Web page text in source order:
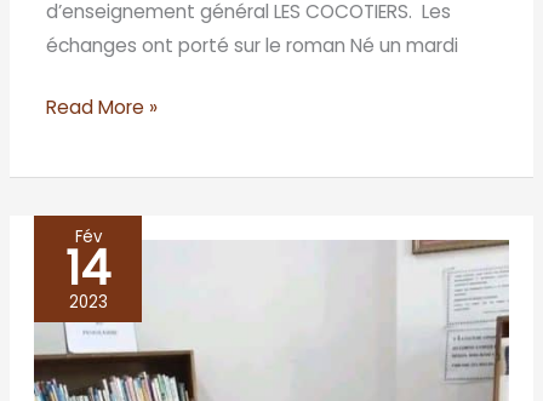
d’enseignement général LES COCOTIERS. Les
échanges ont porté sur le roman Né un mardi
Read More »
Fév
14
2023
les
afriques
2019